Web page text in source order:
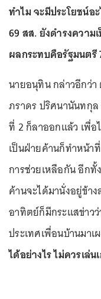
ทำไม จะมีประโยชน์อ
69 สส. ยังดำรงควา
ผลกระทบคือรัฐมนตรี
นายอนุทิน กล่าวอีกว่
ภราดร ปริศนานันทกุ
ที่ 2 ก็ลาออกแล้ว เพื่อ
เป็นฝ่ายค้านก็ทำหน้า
การช่วยเหลือกัน อีก
ค้านจะได้มานั่งอยู่ข้า
อาทิตย์ก็มีกระแสข่าว
ประเทศเพื่อนบ้านมา
ได้อย่างไร ไม่ควรเล่